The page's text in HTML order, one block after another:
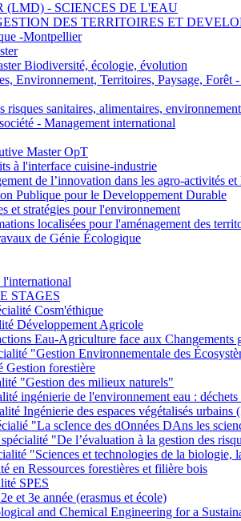
(LMD) - SCIENCES DE L'EAU
DES TERRITOIRES ET
-Montpellier
Biodiversité, écologie, évolution
Environnement, Territoires, Paysage, Forêt
risques sanitaires, alimentaires,
- Management international
Master OpT
à l'interface cuisine-industrie
de l’innovation dans les agro-activités et
Publique pour le Developpement Durable
et stratégies pour l'environnement
localisées pour l'aménagement des
de Génie Écologique
STAGES
Cosm'éthique
Développement Agricole
Eau-Agriculture face aux Changements
"Gestion Environnementale des
Gestion forestière
"Gestion des milieux naturels"
ingénierie de l'environnement eau : déchets
Ingénierie des espaces végétalisés urbains
"La scIence des dOnnées DAns les
"De l’évaluation à la gestion des
"Sciences et technologies de la biologie,
en Ressources forestières et filière bois
SPES
et 3e année (erasmus et école)
and Chemical Engineering for a